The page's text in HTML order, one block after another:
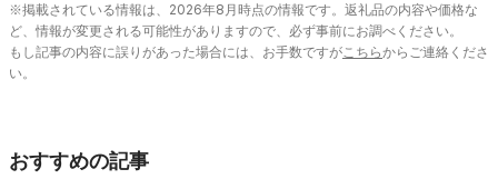
※掲載されている情報は、 2026年8 月時点の情報です。返礼品の内容や価格な
ど、情報が変更される可能性がありますので、必ず事前にお調べください。
もし記事の内容に誤りがあった場合には、お手数ですがこちらからご連絡くださ
い。
おすすめの記事